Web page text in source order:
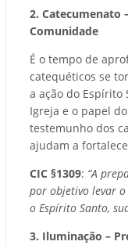
2. Catecumenato
Comunidade
É o tempo de
catequéticos se
a ação do Espírito
Igreja e o papel
testemunho dos
ajudam a
CIC §1309: “A
por objetivo levar
o Espírito Santo,
3. Iluminação –